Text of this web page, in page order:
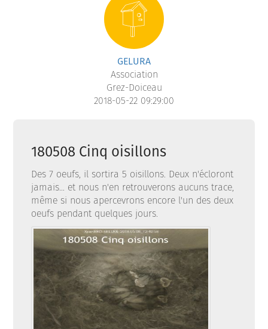
GELURA
Association
Grez-Doiceau
2018-05-22 09:29:00
180508 Cinq oisillons
Des 7 oeufs, il sortira 5 oisillons. Deux n'écloront
jamais... et nous n'en retrouverons aucuns trace,
même si nous apercevrons encore l'un des deux
oeufs pendant quelques jours.